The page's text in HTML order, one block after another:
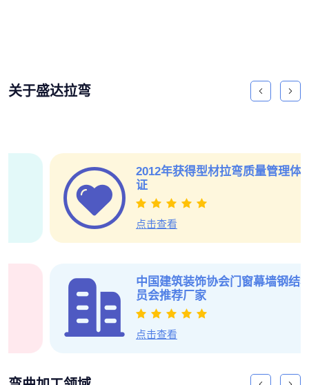
关于盛达拉弯
2012年获得型材拉弯质量管理体系认
证
点击查看
中国建筑装饰协会门窗幕墙钢结构委
员会推荐厂家
点击查看